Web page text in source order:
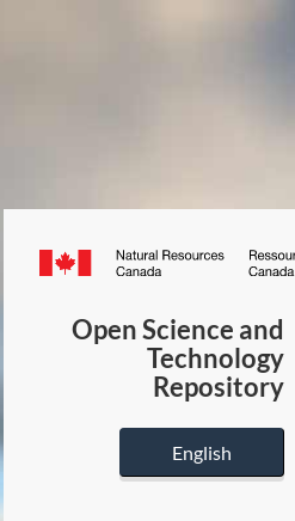
Canada.ca
Open Science and
Technology
Repository
English